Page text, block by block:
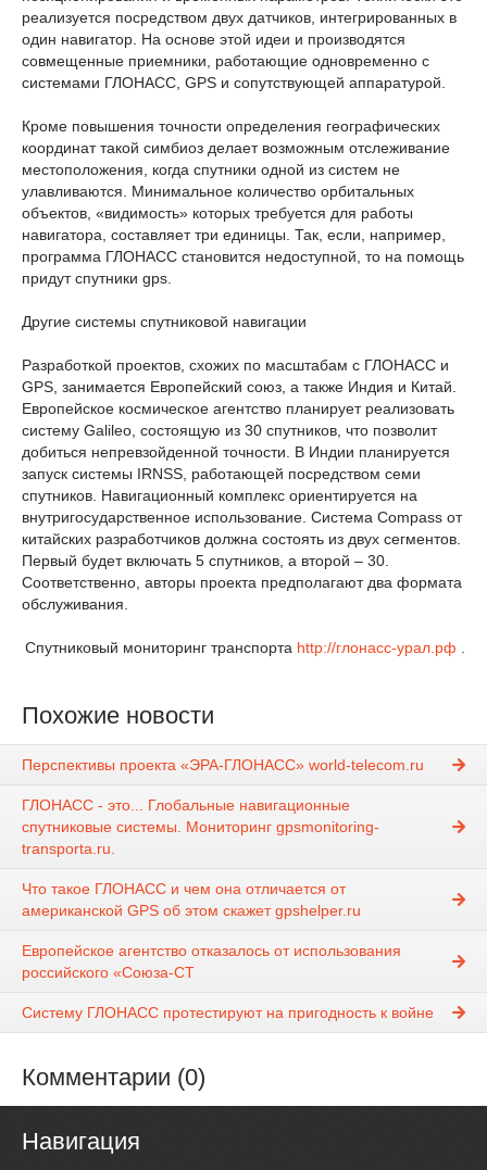
реализуется посредством двух датчиков, интегрированных в
один навигатор. На основе этой идеи и производятся
совмещенные приемники, работающие одновременно с
системами ГЛОНАСС, GPS и сопутствующей аппаратурой.
Кроме повышения точности определения географических
координат такой симбиоз делает возможным отслеживание
местоположения, когда спутники одной из систем не
улавливаются. Минимальное количество орбитальных
объектов, «видимость» которых требуется для работы
навигатора, составляет три единицы. Так, если, например,
программа ГЛОНАСС становится недоступной, то на помощь
придут спутники gps.
Другие системы спутниковой навигации
Разработкой проектов, схожих по масштабам с ГЛОНАСС и
GPS, занимается Европейский союз, а также Индия и Китай.
Европейское космическое агентство планирует реализовать
систему Galileo, состоящую из 30 спутников, что позволит
добиться непревзойденной точности. В Индии планируется
запуск системы IRNSS, работающей посредством семи
спутников. Навигационный комплекс ориентируется на
внутригосударственное использование. Система Compass от
китайских разработчиков должна состоять из двух сегментов.
Первый будет включать 5 спутников, а второй – 30.
Соответственно, авторы проекта предполагают два формата
обслуживания.
Спутниковый мониторинг транспорта http://глонасс-урал.рф
Похожие новости
Перспективы проекта «ЭРА-ГЛОНАСС» world-telecom.ru
ГЛОНАСС - это... Глобальные навигационные
спутниковые системы. Мониторинг gpsmonitoring-
transporta.ru.
Что такое ГЛОНАСС и чем она отличается от
американской GPS об этом скажет gpshelper.ru
Европейское агентство отказалось от использования
российского «Союза-СТ
Систему ГЛОНАСС протестируют на пригодность к войне
Комментарии (0)
Навигация